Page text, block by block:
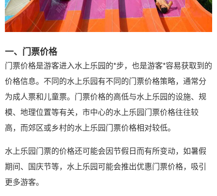
一、门票价格
门票价格是游客进入水上乐园的*步，也是游客*容易获取到的
价格信息。不同的水上乐园有不同的门票价格策略，通常分
为成人票和儿童票。门票价格的高低与水上乐园的设施、规
模、地理位置等有关，市中心的水上乐园门票价格往往较
高，而郊区或乡村的水上乐园门票价格相对较低。
水上乐园门票的价格还可能会因节假日而有所变动，如暑假
期间、国庆节等，水上乐园可能会推出优惠门票价格，吸引
更多游客。